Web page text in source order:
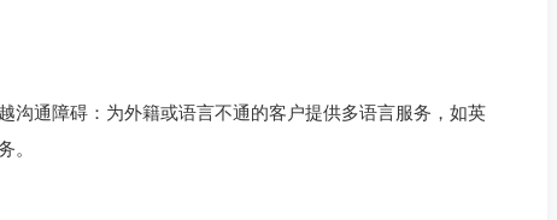
沟通障碍：为外籍或语言不通的客户提供多语言服务，如英
。